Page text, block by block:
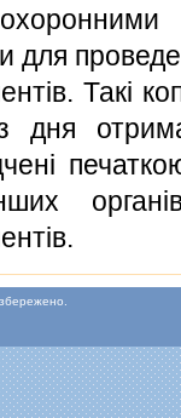
для
Такi
дня